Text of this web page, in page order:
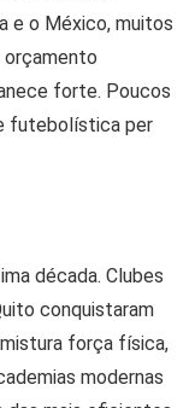
e o México, muitos
forte. Poucos
futebolística per
década. Clubes
conquistaram
força física,
modernas